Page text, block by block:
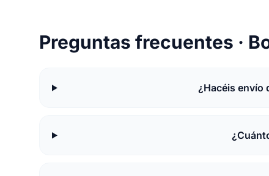
Preguntas frecuentes ·
¿Hacéis envío